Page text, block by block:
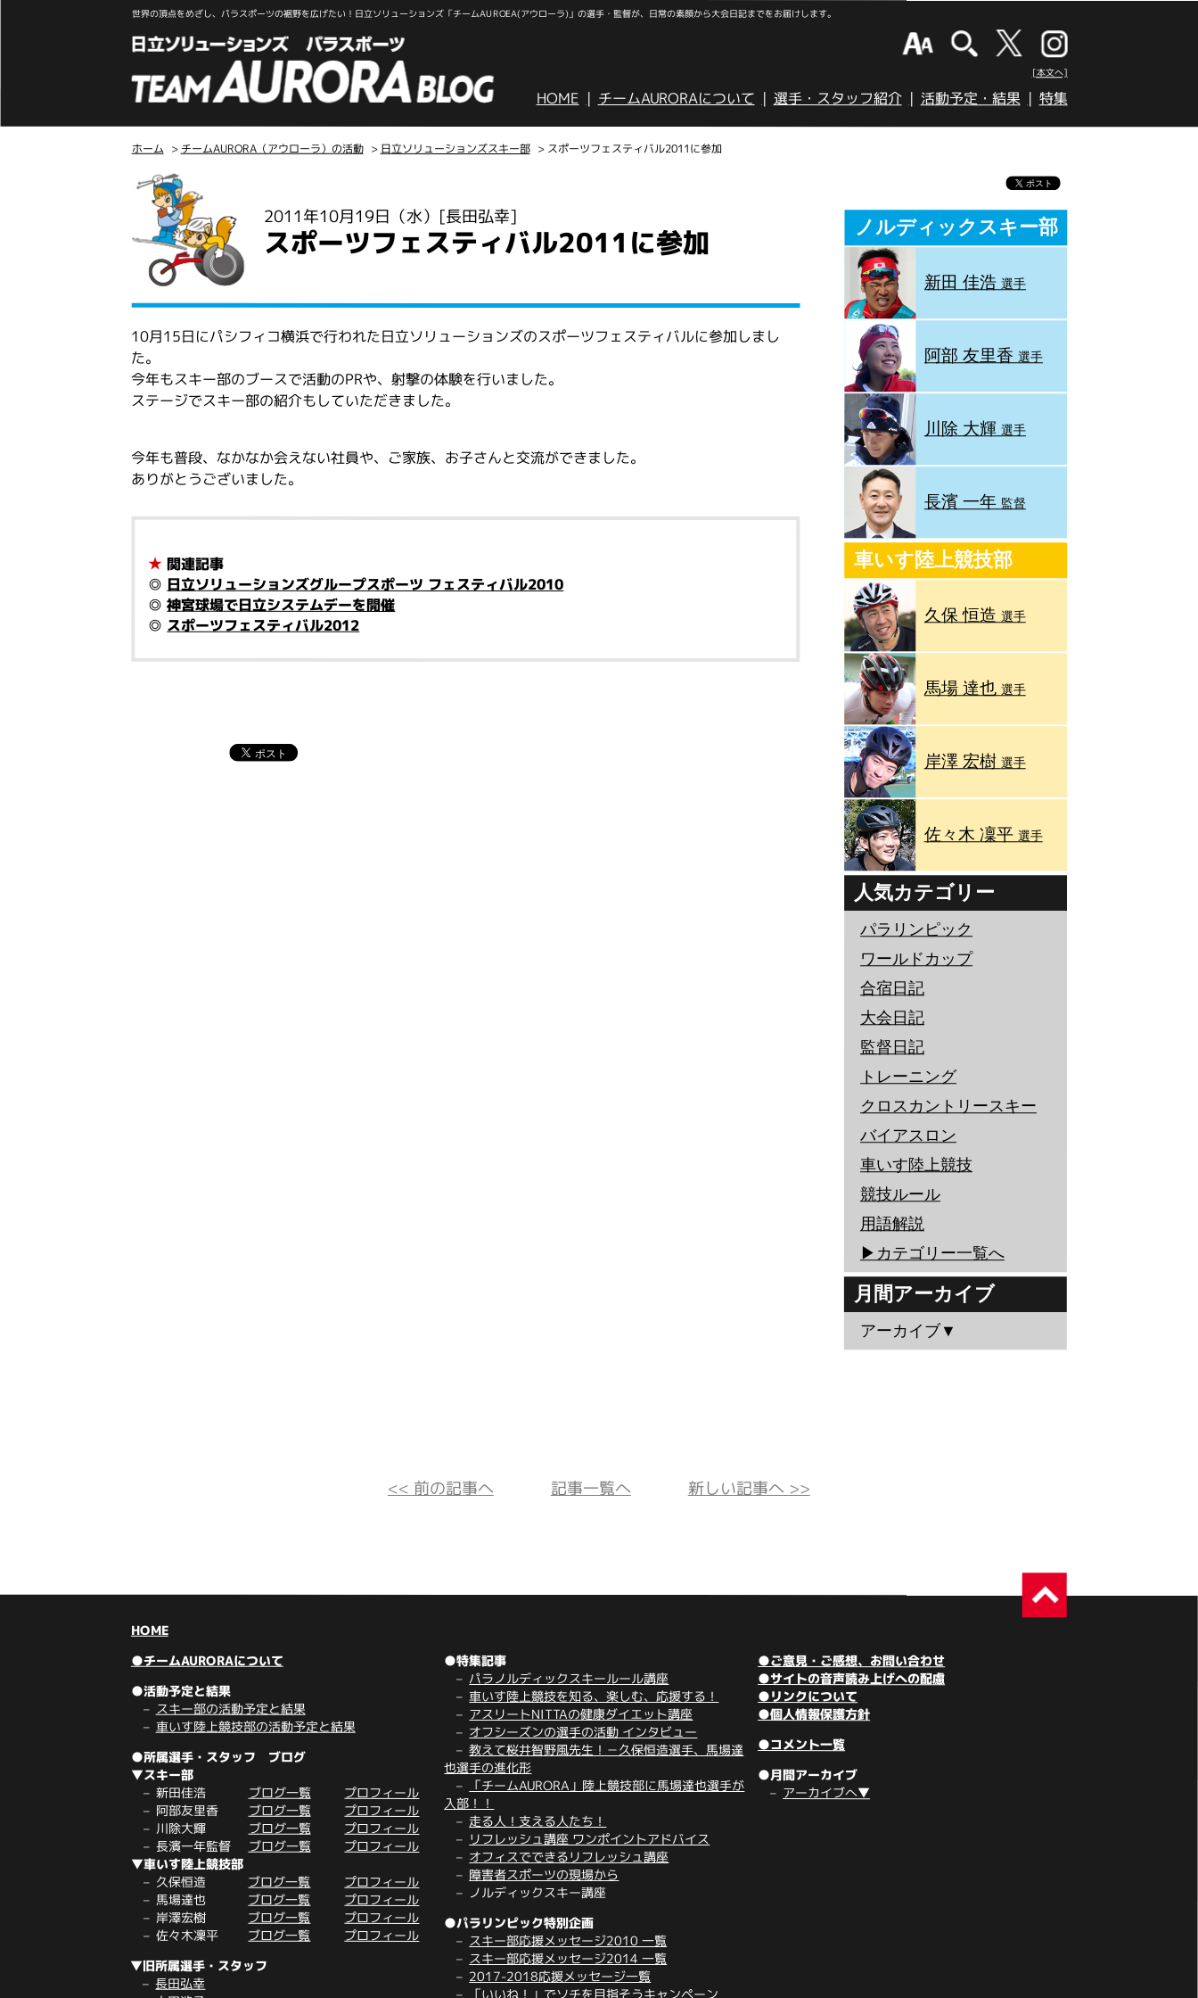
世界の頂点をめざし、パラスポーツの裾野を広げたい！日立ソリューションズ「チームAUROEA(アウローラ)」の選手・監督が、日常の素顔から大会日記までをお届けします。
[本文へ]
HOME チームAURORAについて 選手・スタッフ紹介 活動予定・結果 特集
ホーム > チームAURORA（アウローラ）の活動 > 日立ソリューションズスキー部 > スポーツフェスティバル2011に参加
2011年10月19日（水） [長田弘幸]
スポーツフェスティバル2011に参加
10月15日にパシフィコ横浜で行われた日立ソリューションズのスポーツフェスティバルに参加しまし
た。
今年もスキー部のブースで活動のPRや、射撃の体験を行いました。
ステージでスキー部の紹介もしていただきました。
今年も普段、なかなか会えない社員や、ご家族、お子さんと交流ができました。
ありがとうございました。
★ 関連記事
◎ 日立ソリューションズグループスポーツ フェスティバル2010
◎神宮球場で日立システムデーを開催
◎ スポーツフェスティバル2012
ノルディックスキー部
新田 佳浩 選手
阿部 友里香 選手
川除 大輝 選手
長濱 一年 監督
車いす陸上競技部
久保 恒造 選手
馬場 達也 選手
岸澤 宏樹 選手
佐々木 凜平 選手
人気カテゴリー
パラリンピック
ワールドカップ
合宿日記
大会日記
監督日記
トレーニング
クロスカントリースキー
バイアスロン
車いす陸上競技
競技ルール
用語解説
▶︎カテゴリー一覧へ
月間アーカイブ
アーカイブ▼
<< 前の記事へ 記事一覧へ 新しい記事へ >>
HOME
●チームAURORAについて
●活動予定と結果
スキー部の活動予定と結果
車いす陸上競技部の活動予定と結果
●所属選手・スタッフ ブログ
▼スキー部
新田佳浩 ブログ一覧 プロフィール
阿部友里香 ブログ一覧 プロフィール
川除大輝 ブログ一覧
プロフィール
長濱一年監督
ブログ一覧 プロフィール
▼車いす陸上競技部
久保恒造 ブログ一覧 プロフィール
馬場達也 ブログ一覧 プロフィール
岸澤宏樹 ブログ一覧 プロフィール
佐々木凜平 ブログ一覧 プロフィール
▼旧所属選手・スタッフ
長田弘幸
●特集記事
パラノルディックスキールール講座
車いす陸上競技を知る、楽しむ、応援する！
アスリートNITTAの健康ダイエット講座
オフシーズンの選手の活動 インタビュー
教えて桜井智野風先生！－久保恒造選手、馬場達
也選手の進化形
「チームAURORA」陸上競技部に馬場達也選手が
入部！！
走る人！支える人たち！
リフレッシュ講座 ワンポイントアドバイス
オフィスでできるリフレッシュ講座
障害者スポーツの現場から
ノルディックスキー講座
●パラリンピック特別企画
スキー部応援メッセージ2010 一覧
スキー部応援メッセージ2014 一覧
2017-2018応援メッセージ一覧
「いいね！」でソチを目指そうキャンペーン
●ご意見・ご感想、お問い合わせ
●サイトの音声読み上げへの配慮
●リンクについて
●個人情報保護方針
●コメント一覧
●月間アーカイブ
アーカイブへ▼